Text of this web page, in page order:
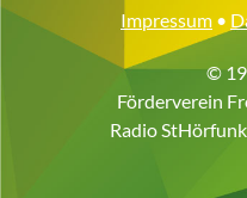
Impressum •
©
Förderverein
Radio